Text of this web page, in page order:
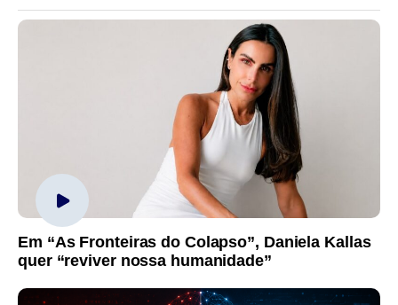
Em “As Fronteiras do Colapso”, Daniela Kallas
quer “reviver nossa humanidade”